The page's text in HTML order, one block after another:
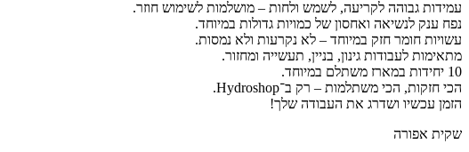
עמידות גבוהה לקריעה, לשמש ולחות – מושלמות לשימוש חוזר.
נפח ענק לנשיאה ואחסון של כמויות גדולות במיוחד.
עשויות חומר חזק במיוחד – לא נקרעות ולא נמסות.
מתאימות לעבודות גינון, בניין, תעשייה ומחזור.
10 יחידות במארז משתלם במיוחד.
הכי חזקות, הכי משתלמות – רק ב־Hydroshop.
הזמן עכשיו ושדרג את העבודה שלך!
שקית אפורה